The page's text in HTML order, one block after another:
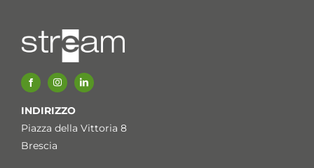
INDIRIZZO
Piazza della Vittoria 8
Brescia